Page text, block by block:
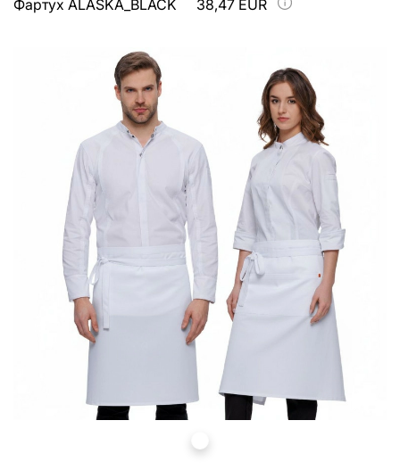
Фартух ALASKA_BLACK 38,47 EUR